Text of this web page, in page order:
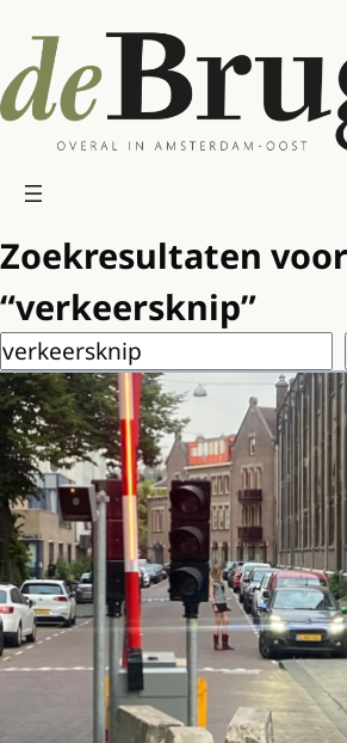
naar
de
inhoud
Zoekresultaten
“verkeersknip”
Zoeken